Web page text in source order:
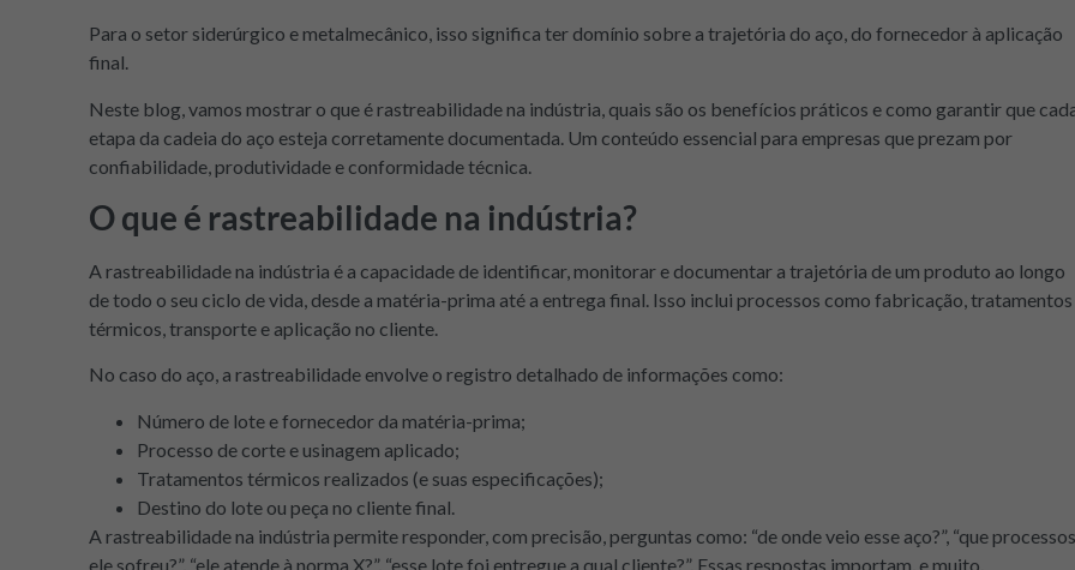
Para o setor siderúrgico e metalmecânico, isso significa ter domínio sobre a trajetória do aço, do fornecedor à aplicação
final.
Neste blog, vamos mostrar o que é rastreabilidade na indústria, quais são os benefícios práticos e como garantir que
etapa da cadeia do aço esteja corretamente documentada. Um conteúdo essencial para empresas que prezam por
confiabilidade, produtividade e conformidade técnica.
O que é rastreabilidade na indústria?
A rastreabilidade na indústria é a capacidade de identificar, monitorar e documentar a trajetória de um produto ao longo
de todo o seu ciclo de vida, desde a matéria-prima até a entrega final. Isso inclui processos como fabricação, tratamentos
térmicos, transporte e aplicação no cliente.
No caso do aço, a rastreabilidade envolve o registro detalhado de informações como:
Número de lote e fornecedor da matéria-prima;
Processo de corte e usinagem aplicado;
Tratamentos térmicos realizados (e suas especificações);
Destino do lote ou peça no cliente final.
A rastreabilidade na indústria permite responder, com precisão, perguntas como: “de onde veio esse aço?”, “que processos
ele sofreu?”, “ele atende à norma X?”, “esse lote foi entregue a qual cliente?”. Essas respostas importam, e muito.